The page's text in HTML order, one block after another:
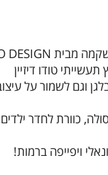
טודו דיזיין
כוורת לחדר
ויפייפה ברמות!